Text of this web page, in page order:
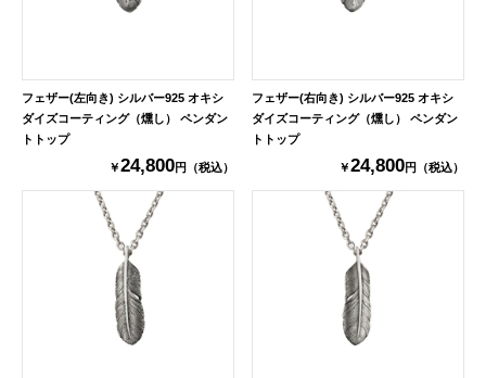
フェザー(左向き) シルバー925 オキシ
ダイズコーティング（燻し） ペンダン
トトップ
￥24,800円（税込）
フェザー(右向き) シルバー925 オキシ
ダイズコーティング（燻し） ペンダン
トトップ
￥24,800円（税込）